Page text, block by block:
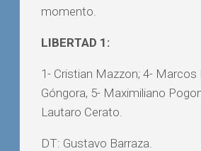
momento.
LIBERTAD 1:
1- Cristian Mazzon; 4- Marcos
Góngora, 5- Maximiliano
Lautaro Cerato.
DT: Gustavo Barraza.